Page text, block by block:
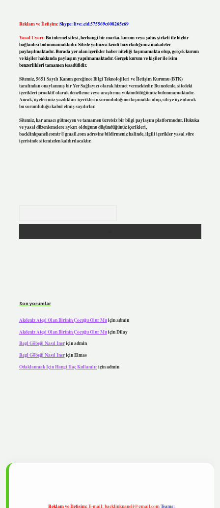
Reklam ve İletişim:Skype: live:.cid.575569c608265c69
Yasal Uyarı:Bu internet sitesi, herhangi bir marka, kurum veya şahıs şirketi ile hiçbir
bağlantısı bulunmamaktadır. Sitede yalnızca kendi hazırladığımız makaleler
paylaşılmaktadır. Burada yer alan içerikler haber niteliği taşımamakta olup, gerçek kurum
ve kişiler hakkında paylaşım yapılmamaktadır. Gerçek kurum ve kişiler ile isim
benzerlikleri tamamen tesadüfidir.
Sitemiz, 5651 Sayılı Kanun gereğince Bilgi Teknolojileri ve İletişim Kurumu (BTK)
tarafından onaylanmış bir Yer Sağlayıcı olarak hizmet vermektedir. Bu nedenle, sitedeki
içerikleri proaktif olarak denetleme veya araştırma yükümlülüğümüz bulunmamaktadır.
Ancak, üyelerimiz yazdıkları içeriklerin sorumluluğunu taşımakta olup, siteye üye olarak
bu sorumluluğu kabul etmiş sayılırlar.
Sitemiz, kar amacı gütmeyen ve tamamen ücretsiz bir bilgi paylaşım platformudur. Hukuka
ve yasal düzenlemelere aykırı olduğunu düşündüğünüz içerikleri,
backlinkpanelicomtr@gmail.comadresine bildirmeniz halinde, ilgili içerikler yasal süre
içerisinde sitemizden kaldırılacaktır.
Son yorumlar
Akdeniz Ateşi Olan Birinin Çocuğu Olur Muiçinadmin
Akdeniz Ateşi Olan Birinin Çocuğu Olur MuiçinDilay
Regl Göbeği Nasıl Ineriçinadmin
Regl Göbeği Nasıl IneriçinElmas
Odaklanmak Için Hangi Ilaç Kullanılıriçinadmin
Reklam ve İletişim:E-mail:backlinkpaneli@gmail.comTeams: